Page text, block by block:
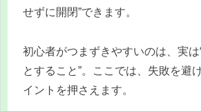
せずに開閉”できます。
初心者がつまずきやすいのは、実は
とすること”。ここでは、失敗を避
イントを押さえます。